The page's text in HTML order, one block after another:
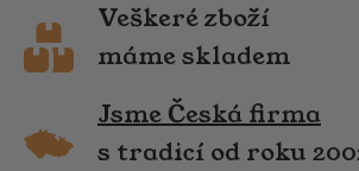
Veškeré zboží
máme skladem
Jsme Česká firma
s tradicí od roku